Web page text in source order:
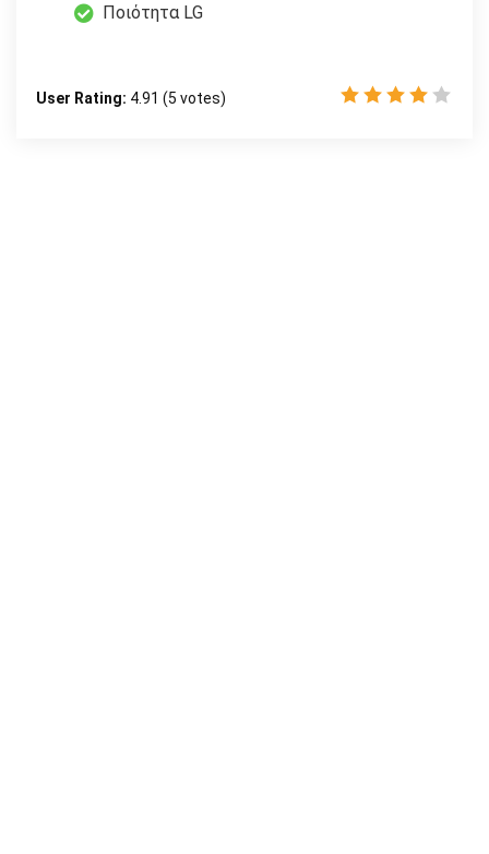
Ποιότητα LG
User Rating: 4.91 (5 votes)